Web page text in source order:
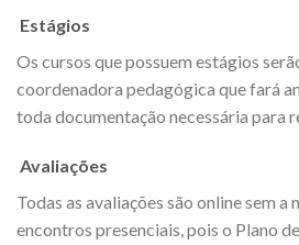
Estágios
Os cursos que possuem estágios
coordenadora pedagógica que fará
toda documentação necessária para
Avaliações
Todas as avaliações são online sem a
encontros presenciais, pois o Plano